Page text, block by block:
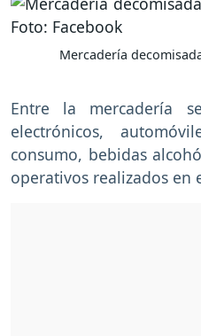
Mercadería
Entre la mercadería
electrónicos,
consumo, bebidas
operativos realizados en